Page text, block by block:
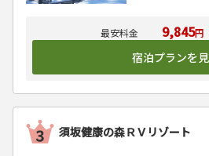
9,845円
宿泊プランを
須坂健康の森ＲＶリゾート